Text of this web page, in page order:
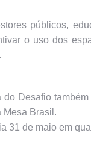
públicos,
o uso dos
Desafio
Mesa Brasil.
31 de maio em